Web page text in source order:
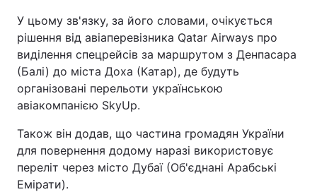
Відео з Youtube Статті
Інтерв'ю Думки
Архів Вакансії
Послуги
У цьому зв'язку, за його словами, очікується
рішення від авіаперевізника Qatar Airways про
виділення спецрейсів за маршрутом з Денпасара
(Балі) до міста Доха (Катар), де будуть
організовані перельоти українською
авіакомпанією SkyUp.
Також він додав, що частина громадян України
для повернення додому наразі використовує
переліт через місто Дубаї (Об'єднані Арабські
Емірати).